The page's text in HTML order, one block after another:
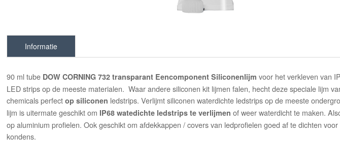
Informatie
90 ml tube DOW CORNING 732 transparant Eencomponent Siliconenlijm voor het verkleven van
LED strips op de meeste materialen. Waar andere siliconen kit lijmen falen, hecht deze speciale lijm
chemicals perfectop siliconen ledstrips. Verlijmt siliconen waterdichte ledstrips op de meeste
lijm is uitermate geschikt om IP68 watedichte ledstrips te verlijmen of weer waterdicht te maken.
op aluminium profielen. Ook geschikt om afdekkappen / covers van ledprofielen goed af te dichten
kondens.